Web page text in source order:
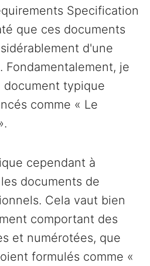
Specification
que ces documents
d'une
Fondamentalement, je
typique
comme « Le
cependant à
documents de
Cela vaut bien
comportant des
et numérotées, que
formulés comme «